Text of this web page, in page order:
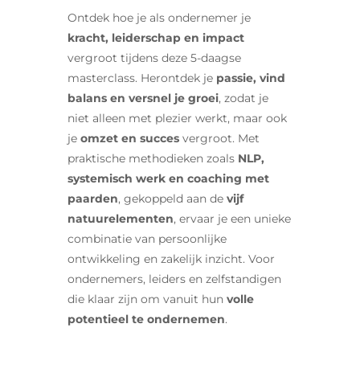
Ontdek hoe je als ondernemer je
kracht, leiderschap en impact
vergroot tijdens deze 5-daagse
masterclass. Herontdek je passie, vind
balans en versnel je groei, zodat je
niet alleen met plezier werkt, maar ook
je omzet en succes vergroot. Met
praktische methodieken zoals NLP,
systemisch werk en coaching met
paarden, gekoppeld aan de vijf
natuurelementen, ervaar je een unieke
combinatie van persoonlijke
ontwikkeling en zakelijk inzicht. Voor
ondernemers, leiders en zelfstandigen
die klaar zijn om vanuit hun volle
potentieel te ondernemen.